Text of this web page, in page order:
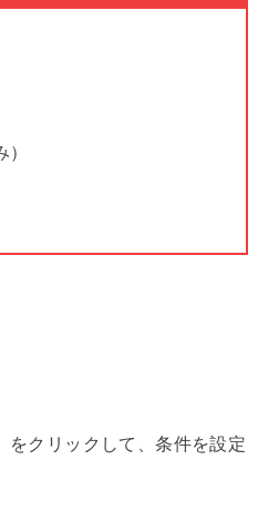
をクリックして、条件を設定